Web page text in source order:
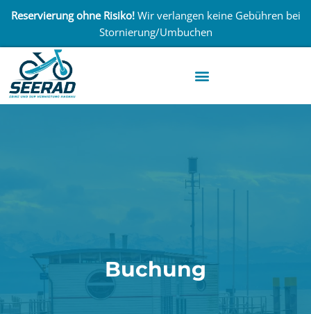
Reservierung ohne Risiko!Wir verlangen keine Gebühren bei
Stornierung/Umbuchen
Buchung